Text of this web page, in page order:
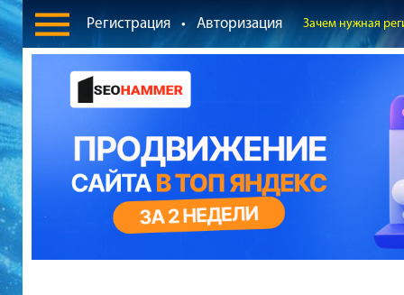
Регистрация • Авторизация Зачем нужная